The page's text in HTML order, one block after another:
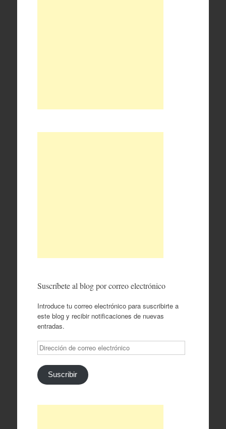
Suscríbete al blog por correo electrónico
Introduce tu correo electrónico para suscribirte a
este blog y recibir notificaciones de nuevas
entradas.
Dirección
de
correo
electrónico
Suscribir